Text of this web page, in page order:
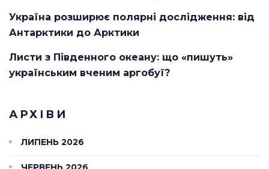
Україна розширює полярні дослідження: від
Антарктики до Арктики
Листи з Південного океану: що «пишуть»
українським вченим аргобуї?
АРХІВИ
ЛИПЕНЬ 2026